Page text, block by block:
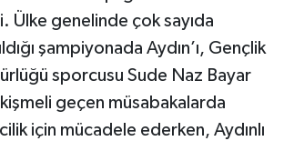
Ülke genelinde çok sayıda
şampiyonada Aydın’ı, Gençlik
sporcusu Sude Naz Bayar
geçen müsabakalarda
için mücadele ederken, Aydınlı